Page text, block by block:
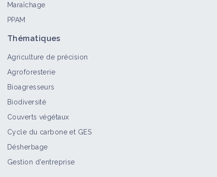
Maraîchage
PPAM
Thématiques
Agriculture de précision
Agroforesterie
Bioagresseurs
Biodiversité
Couverts végétaux
Cycle du carbone et GES
Désherbage
Gestion d'entreprise